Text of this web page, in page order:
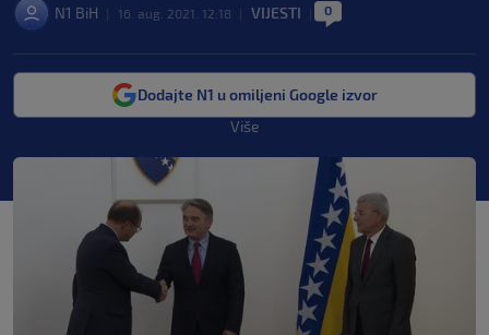
N1 BiH 16. aug. 2021. 12:18 VIJESTI 0
Dodajte N1 u omiljeni Google izvor
Više